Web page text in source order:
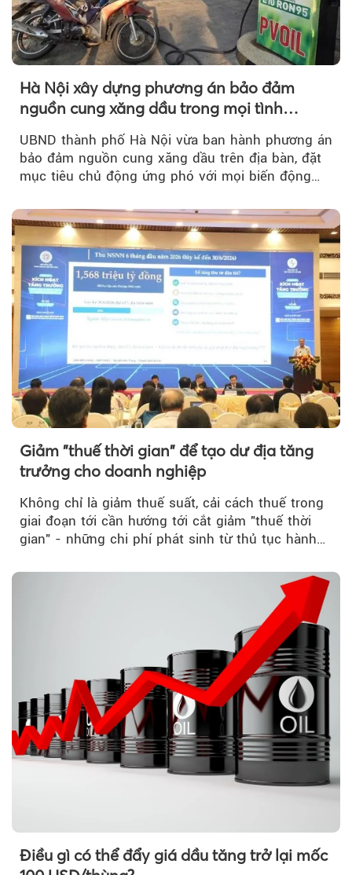
Hà Nội xây dựng phương án bảo đảm
nguồn cung xăng dầu trong mọi tình
UBND thành phố Hà Nội vừa ban hành phương án
bảo đảm nguồn cung xăng dầu trên địa bàn, đặt
mục tiêu chủ động ứng phó với mọi biến động
Giảm "thuế thời gian" để tạo dư địa tăng
trưởng cho doanh nghiệp
Không chỉ là giảm thuế suất, cải cách thuế trong
giai đoạn tới cần hướng tới cắt giảm "thuế thời
gian" - những chi phí phát sinh từ thủ tục hành
Điều gì có thể đẩy giá dầu tăng trở lại mốc